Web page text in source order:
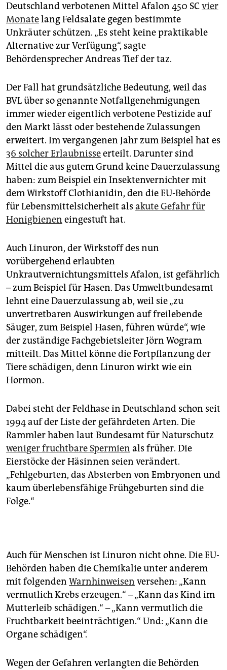
epaper login
Deutschland verbotenen Mittel Afalon 450 SCvier
Monatelang Feldsalate gegen bestimmte
Unkräuter schützen. „Es steht keine praktikable
Alternative zur Verfügung“, sagte
Behördensprecher Andreas Tief der taz.
Der Fall hat grundsätzliche Bedeutung, weil das
BVL über so genannte Notfallgenehmigungen
immer wieder eigentlich verbotene Pestizide auf
den Markt lässt oder bestehende Zulassungen
erweitert. Im vergangenen Jahr zum Beispiel hat es
36 solcher Erlaubnisseerteilt. Darunter sind
Mittel die aus gutem Grund keine Dauerzulassung
haben: zum Beispiel ein Insektenvernichter mit
dem Wirkstoff Clothianidin, den die EU-Behörde
für Lebensmittelsicherheit als akute Gefahr für
Honigbienen eingestuft hat.
Auch Linuron, der Wirkstoff des nun
vorübergehend erlaubten
Unkrautvernichtungsmittels Afalon, ist gefährlich
– zum Beispiel für Hasen. Das Umweltbundesamt
lehnt eine Dauerzulassung ab, weil sie „zu
unvertretbaren Auswirkungen auf freilebende
Säuger, zum Beispiel Hasen, führen würde“, wie
der zuständige Fachgebietsleiter Jörn Wogram
mitteilt. Das Mittel könne die Fortpflanzung der
Tiere schädigen, denn Linuron wirkt wie ein
Hormon.
Dabei steht der Feldhase in Deutschland schon seit
1994 auf der Liste der gefährdeten Arten. Die
Rammler haben laut Bundesamt für Naturschutz
weniger fruchtbare Spermien als früher. Die
Eierstöcke der Häsinnen seien verändert.
„Fehlgeburten, das Absterben von Embryonen und
kaum überlebensfähige Frühgeburten sind die
Folge.“
Auch für Menschen ist Linuron nicht ohne. Die EU-
Behörden haben die Chemikalie unter anderem
mit folgenden Warnhinweisen versehen: „Kann
vermutlich Krebs erzeugen.“ – „Kann das Kind im
Mutterleib schädigen.“ – „Kann vermutlich die
Fruchtbarkeit beeinträchtigen.“ Und: „Kann die
Organe schädigen“.
Wegen der Gefahren verlangten die Behörden